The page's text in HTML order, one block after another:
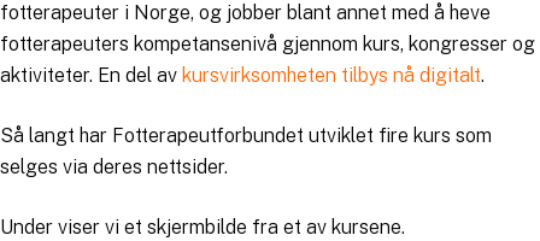
fotterapeuter i Norge, og jobber blant annet med å heve
fotterapeuters kompetansenivå gjennom kurs, kongresser og
aktiviteter. En del av kursvirksomheten tilbys nå digitalt.
Så langt har Fotterapeutforbundet utviklet fire kurs som
selges via deres nettsider.
Under viser vi et skjermbilde fra et av kursene.